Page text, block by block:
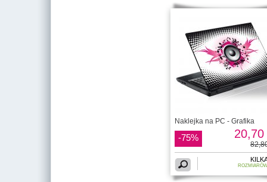
Naklejka na PC - Grafika
-75% 20,70